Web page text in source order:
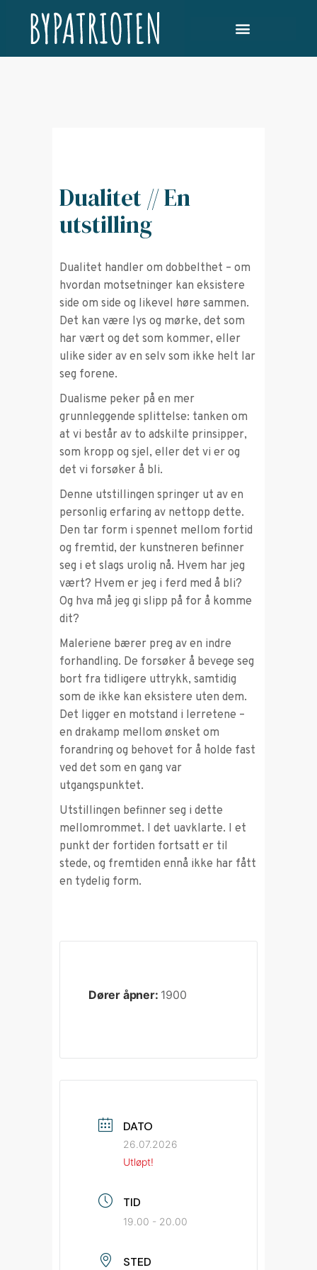
Dualitet // En
utstilling
Dualitet handler om dobbelthet – om
hvordan motsetninger kan eksistere
side om side og likevel høre sammen.
Det kan være lys og mørke, det som
har vært og det som kommer, eller
ulike sider av en selv som ikke helt lar
seg forene.
Dualisme peker på en mer
grunnleggende splittelse: tanken om
at vi består av to adskilte prinsipper,
som kropp og sjel, eller det vi er og
det vi forsøker å bli.
Denne utstillingen springer ut av en
personlig erfaring av nettopp dette.
Den tar form i spennet mellom fortid
og fremtid, der kunstneren befinner
seg i et slags urolig nå. Hvem har jeg
vært? Hvem er jeg i ferd med å bli?
Og hva må jeg gi slipp på for å komme
dit?
Maleriene bærer preg av en indre
forhandling. De forsøker å bevege seg
bort fra tidligere uttrykk, samtidig
som de ikke kan eksistere uten dem.
Det ligger en motstand i lerretene –
en drakamp mellom ønsket om
forandring og behovet for å holde fast
ved det som en gang var
utgangspunktet.
Utstillingen befinner seg i dette
mellomrommet. I det uavklarte. I et
punkt der fortiden fortsatt er til
stede, og fremtiden ennå ikke har fått
en tydelig form.
Dører åpner: 1900
DATO
26.07.2026
Utløpt!
TID
19.00 - 20.00
STED